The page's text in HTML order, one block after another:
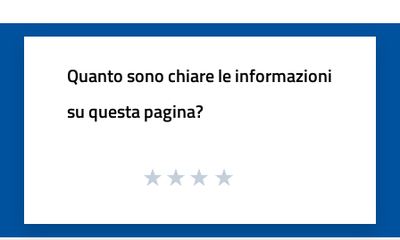
Quanto sono chiare le informazioni
su questa pagina?